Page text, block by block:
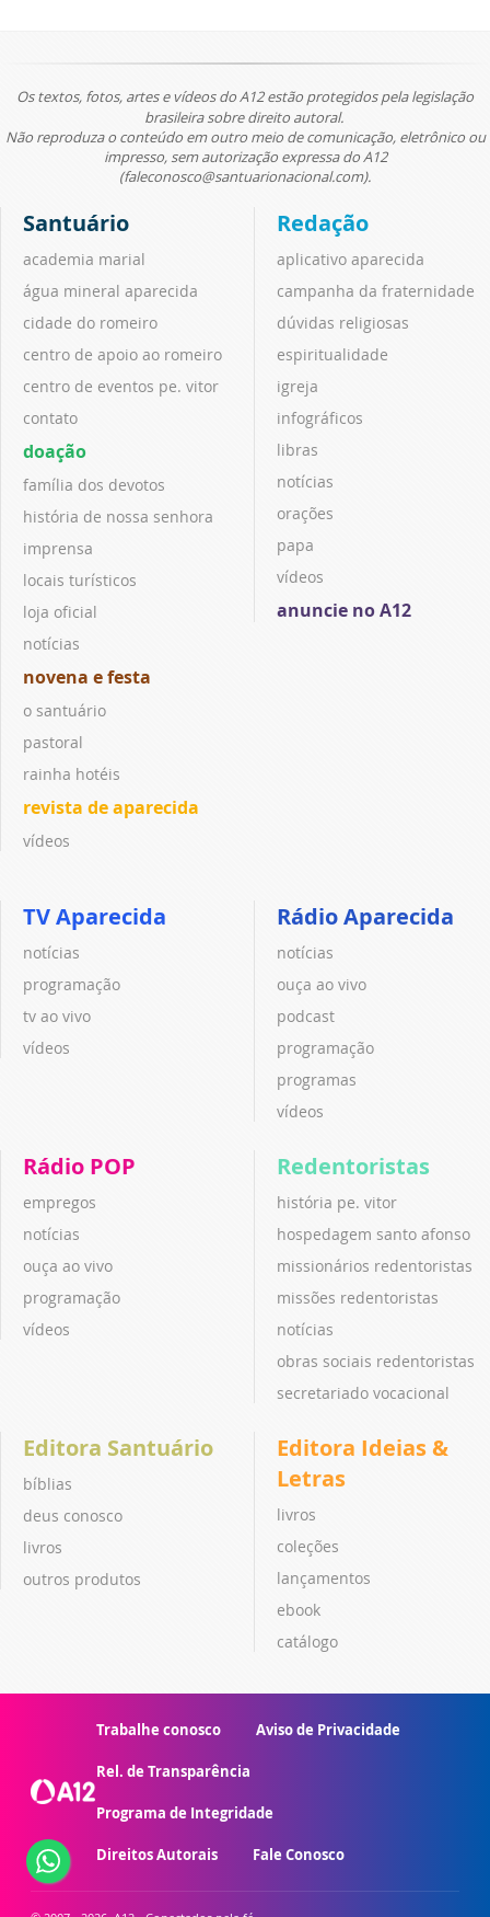
Os textos, fotos, artes e vídeos do A12 estão protegidos pela legislação
brasileira sobre direito autoral.
Não reproduza o conteúdo em outro meio de comunicação, eletrônico ou
impresso, sem autorização expressa do A12
(faleconosco@santuarionacional.com).
Santuário
academia marial
água mineral aparecida
cidade do romeiro
centro de apoio ao romeiro
centro de eventos pe. vitor
contato
doação
família dos devotos
história de nossa senhora
imprensa
locais turísticos
loja oficial
notícias
novena e festa
o santuário
pastoral
rainha hotéis
revista de aparecida
vídeos
Redação
aplicativo aparecida
campanha da fraternidade
dúvidas religiosas
espiritualidade
igreja
infográficos
libras
notícias
orações
papa
vídeos
anuncie no A12
TV Aparecida
notícias
programação
tv ao vivo
vídeos
Rádio Aparecida
notícias
ouça ao vivo
podcast
programação
programas
vídeos
Rádio POP
empregos
notícias
ouça ao vivo
programação
vídeos
Redentoristas
história pe. vitor
hospedagem santo afonso
missionários redentoristas
missões redentoristas
notícias
obras sociais redentoristas
secretariado vocacional
Editora Santuário
bíblias
deus conosco
livros
outros produtos
Editora Ideias &
Letras
livros
coleções
lançamentos
ebook
catálogo
Trabalhe conosco Aviso de Privacidade
Rel. de Transparência
Programa de Integridade
Direitos Autorais Fale Conosco